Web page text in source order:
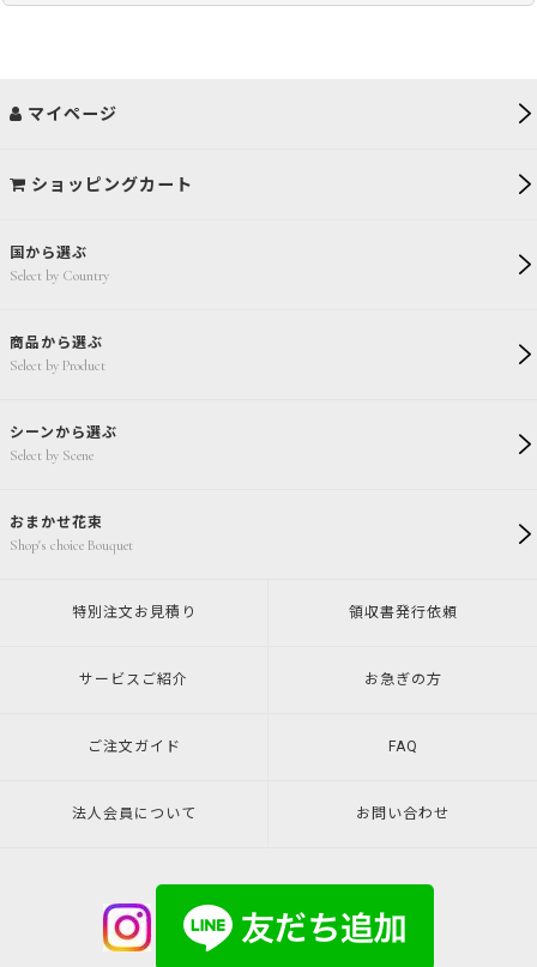
国から選ぶ
Select by Country
商品から選ぶ
Select by Product
シーンから選ぶ
Select by Scene
おまかせ花束
Shop's choice Bouquet
マイページ
ショッピングカート
特別注文 お見積り 領収書発行依頼
サービスご紹介 お急ぎの方
ご注文ガイド FAQ
法人会員について お問い合わせ